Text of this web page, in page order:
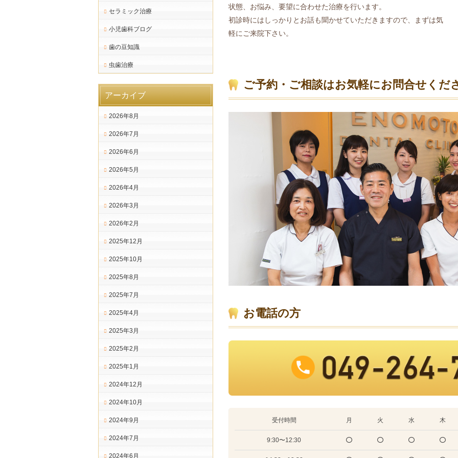
セラミック治療
小児歯科ブログ
歯の豆知識
虫歯治療
アーカイブ
2026年8月
2026年7月
2026年6月
2026年5月
2026年4月
2026年3月
2026年2月
2025年12月
2025年10月
2025年8月
2025年7月
2025年4月
2025年3月
2025年2月
2025年1月
2024年12月
2024年10月
2024年9月
2024年7月
2024年6月
状態、お悩み、要望に合わせた治療を行います。
初診時にはしっかりとお話も聞かせていただきますので、まずは気
軽にご来院下さい。
ご予約・ご相談はお気軽にお問合せくだ
お電話の方
受付時間 月 火 水 木
9:30〜12:30